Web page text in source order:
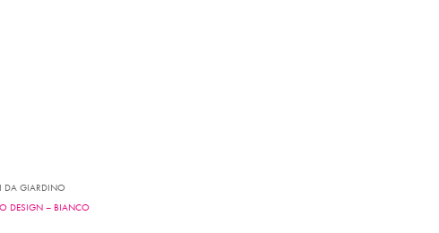
DA GIARDINO
DESIGN – BIANCO